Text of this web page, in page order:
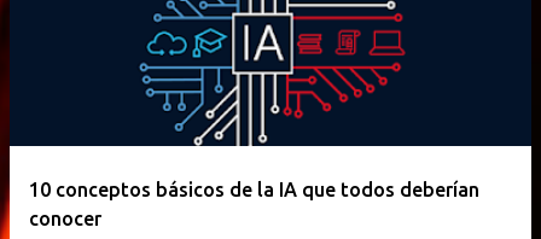
10 conceptos básicos de la IA que todos deberían
conocer